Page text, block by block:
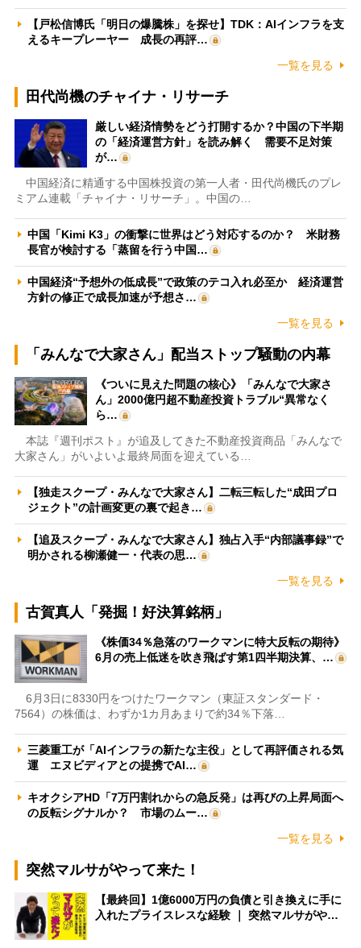
【戸松信博氏「明日の爆騰株」を探せ】TDK：AIインフラを支
えるキープレーヤー 成長の再評…
一覧を見る
田代尚機のチャイナ・リサーチ
厳しい経済情勢をどう打開するか？中国の下半期
の「経済運営方針」を読み解く 需要不足対策
が…
中国経済に精通する中国株投資の第一人者・田代尚機氏のプレ
ミアム連載「チャイナ・リサーチ」。中国の…
中国「Kimi K3」の衝撃に世界はどう対応するのか？ 米財務
長官が検討する「蒸留を行う中国…
中国経済“予想外の低成長”で政策のテコ入れ必至か 経済運営
方針の修正で成長加速が予想さ…
一覧を見る
「みんなで大家さん」配当ストップ騒動の内幕
《ついに見えた問題の核心》「みんなで大家さ
ん」2000億円超不動産投資トラブル“異常なく
ら…
本誌『週刊ポスト』が追及してきた不動産投資商品「みんなで
大家さん」がいよいよ最終局面を迎えている…
【独走スクープ・みんなで大家さん】二転三転した“成田プロ
ジェクト”の計画変更の裏で起き…
【追及スクープ・みんなで大家さん】独占入手“内部議事録”で
明かされる柳瀬健一・代表の思…
一覧を見る
古賀真人「発掘！好決算銘柄」
《株価34％急落のワークマンに特大反転の期待》
6月の売上低迷を吹き飛ばす第1四半期決算、…
6月3日に8330円をつけたワークマン（東証スタンダード・
7564）の株価は、わずか1カ月あまりで約34％下落…
三菱重工が「AIインフラの新たな主役」として再評価される気
運 エヌビディアとの提携でAI…
キオクシアHD「7万円割れからの急反発」は再びの上昇局面へ
の反転シグナルか？ 市場のムー…
一覧を見る
突然マルサがやって来た！
【最終回】1億6000万円の負債と引き換えに手に
入れたプライスレスな経験 ｜ 突然マルサがや…